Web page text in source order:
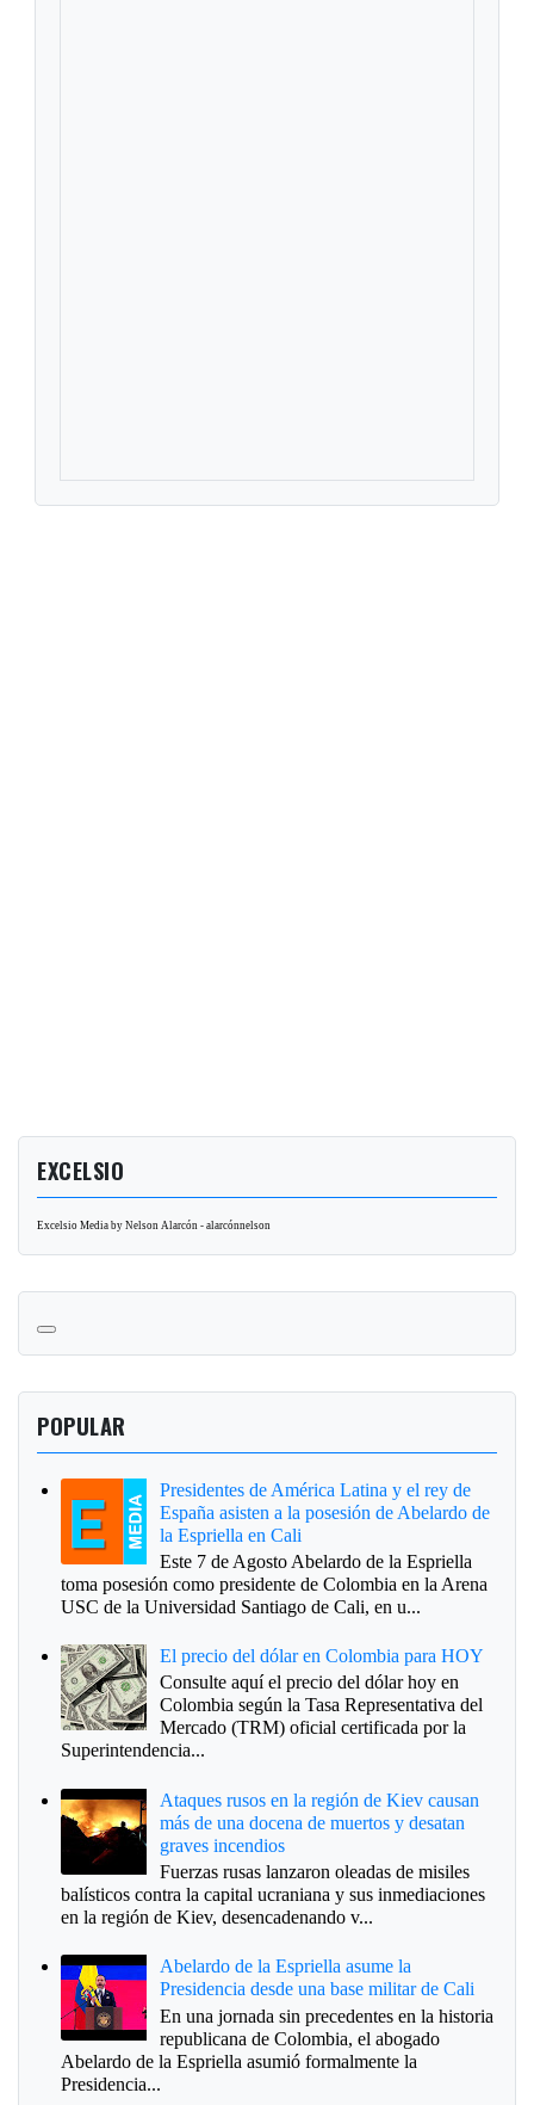
EXCELSIO
Excelsio Media by Nelson Alarcón - alarcónnelson
POPULAR
Presidentes de América Latina y el rey de
España asisten a la posesión de Abelardo de
la Espriella en Cali
Este 7 de Agosto Abelardo de la Espriella
toma posesión como presidente de Colombia en la Arena
USC de la Universidad Santiago de Cali, en u...
El precio del dólar en Colombia para HOY
Consulte aquí el precio del dólar hoy en
Colombia según la Tasa Representativa del
Mercado (TRM) oficial certificada por la
Superintendencia...
Ataques rusos en la región de Kiev causan
más de una docena de muertos y desatan
graves incendios
Fuerzas rusas lanzaron oleadas de misiles
balísticos contra la capital ucraniana y sus inmediaciones
en la región de Kiev, desencadenando v...
Abelardo de la Espriella asume la
Presidencia desde una base militar de Cali
En una jornada sin precedentes en la historia
republicana de Colombia, el abogado
Abelardo de la Espriella asumió formalmente la
Presidencia...